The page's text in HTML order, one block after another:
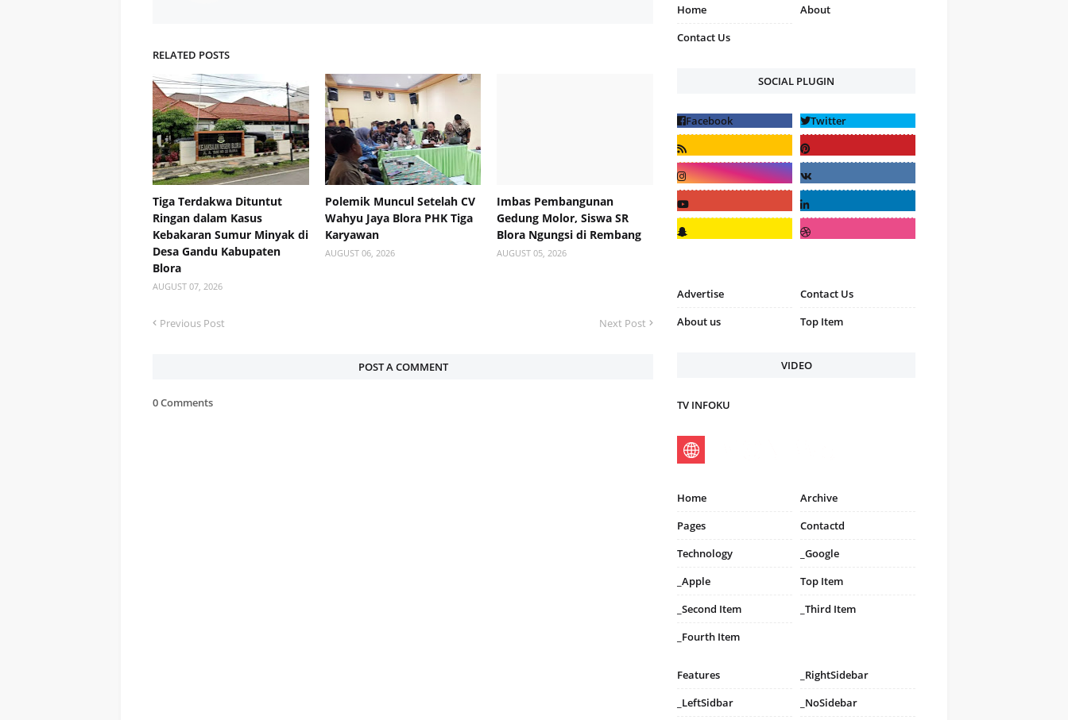
RELATED POSTS
Tiga Terdakwa Dituntut
Ringan dalam Kasus
Kebakaran Sumur Minyak di
Desa Gandu Kabupaten
Blora
AUGUST 07, 2026
Polemik Muncul Setelah CV
Wahyu Jaya Blora PHK Tiga
Karyawan
AUGUST 06, 2026
Imbas Pembangunan
Gedung Molor, Siswa SR
Blora Ngungsi di Rembang
AUGUST 05, 2026
Previous Post Next Post
POST A COMMENT
0 Comments
Home
About
Contact Us
SOCIAL PLUGIN
Advertise
Contact Us
About us
Top Item
VIDEO
TV INFOKU
Home
Archive
Pages
Contactd
Technology
_Google
_Apple
Top Item
_Second Item
_Third Item
_Fourth Item
Features
_RightSidebar
_LeftSidbar
_NoSidebar